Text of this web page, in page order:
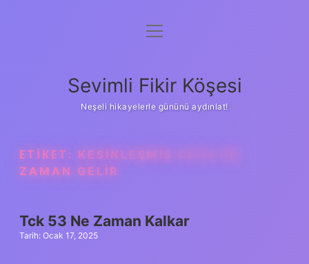
Anasayfa
Yasal Uyarı
menüyü
Sevimli Fikir Köşesi
Neşeli hikayelerle gününü aydınlat!
ETIKET: KESINLEŞMIŞ CEZA NE
ZAMAN GELIR
Tck 53 Ne Zaman Kalkar
Tarih: Ocak 17, 2025